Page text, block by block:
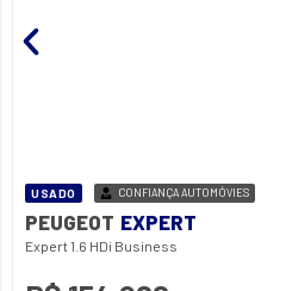
USADO CONFIANÇA AUTOMÓVIES
PEUGEOT EXPERT
Expert 1.6 HDi Business